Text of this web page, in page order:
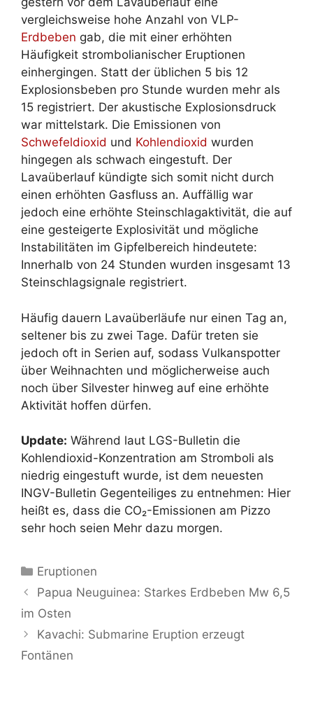
vergleichsweise hohe Anzahl von VLP-
Erdbeben gab, die mit einer erhöhten
Häufigkeit strombolianischer Eruptionen
einhergingen. Statt der üblichen 5 bis 12
Explosionsbeben pro Stunde wurden mehr als
15 registriert. Der akustische Explosionsdruck
war mittelstark. Die Emissionen von
Schwefeldioxid und Kohlendioxid wurden
hingegen als schwach eingestuft. Der
Lavaüberlauf kündigte sich somit nicht durch
einen erhöhten Gasfluss an. Auffällig war
jedoch eine erhöhte Steinschlagaktivität, die auf
eine gesteigerte Explosivität und mögliche
Instabilitäten im Gipfelbereich hindeutete:
Innerhalb von 24 Stunden wurden insgesamt 13
Steinschlagsignale registriert.
Häufig dauern Lavaüberläufe nur einen Tag an,
seltener bis zu zwei Tage. Dafür treten sie
jedoch oft in Serien auf, sodass Vulkanspotter
über Weihnachten und möglicherweise auch
noch über Silvester hinweg auf eine erhöhte
Aktivität hoffen dürfen.
Update: Während laut LGS-Bulletin die
Kohlendioxid-Konzentration am Stromboli als
niedrig eingestuft wurde, ist dem neuesten
INGV-Bulletin Gegenteiliges zu entnehmen: Hier
heißt es, dass die CO₂-Emissionen am Pizzo
sehr hoch seien Mehr dazu morgen.
Kategorien
Eruptionen
Papua Neuguinea: Starkes Erdbeben Mw 6,5
im Osten
Kavachi: Submarine Eruption erzeugt
Fontänen